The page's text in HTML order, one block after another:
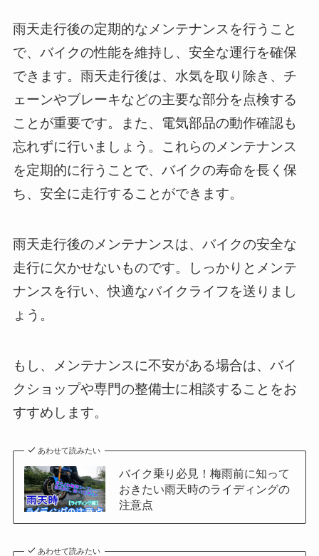
雨天走行後の定期的なメンテナンスを行うこと
で、バイクの性能を維持し、安全な運行を確保
できます。雨天走行後は、水気を取り除き、チ
ェーンやブレーキなどの主要な部分を点検する
ことが重要です。また、電気部品の動作確認も
忘れずに行いましょう。これらのメンテナンス
を定期的に行うことで、バイクの寿命を長く保
ち、安全に走行することができます。
雨天走行後のメンテナンスは、バイクの安全な
走行に欠かせないものです。しっかりとメンテ
ナンスを行い、快適なバイクライフを送りまし
ょう。
もし、メンテナンスに不安がある場合は、バイ
クショップや専門の整備士に相談することをお
すすめします。
あわせて読みたい
バイク乗り必見！梅雨前に知って
おきたい雨天時のライディングの
注意点
あわせて読みたい